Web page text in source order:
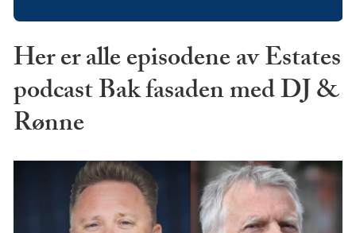
Her er alle episodene av Estates
podcast Bak fasaden med DJ &
Rønne